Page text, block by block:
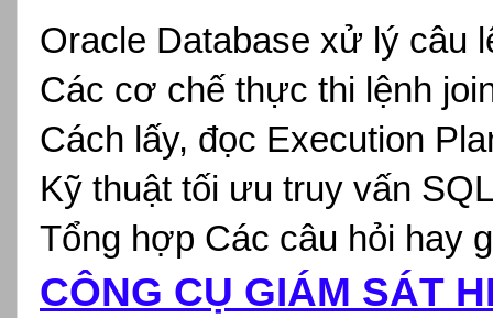
Oracle Database xử lý câu
Các cơ chế thực thi lệnh
Cách lấy, đọc Execution
Kỹ thuật tối ưu truy vấn SQL
Tổng hợp Các câu hỏi hay
CÔNG CỤ GIÁM SÁT